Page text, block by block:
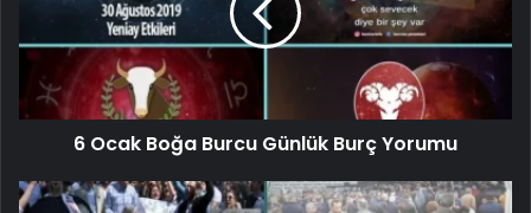
6 Ocak Boğa Burcu Günlük Burç Yorumu